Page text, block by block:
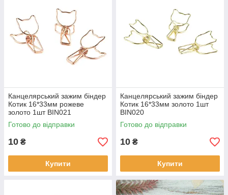
Канцелярський зажим біндер
Котик 16*33мм рожеве
золото 1шт BIN021
Готово до відправки
10 ₴
Купити
Канцелярський зажим біндер
Котик 16*33мм золото 1шт
BIN020
Готово до відправки
10 ₴
Купити